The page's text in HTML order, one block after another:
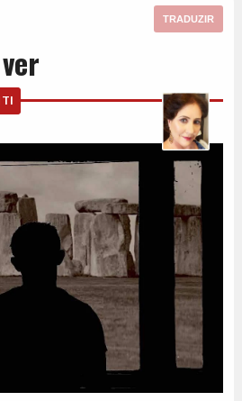
TRADUZIR